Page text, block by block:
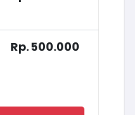
Rp. 500.000